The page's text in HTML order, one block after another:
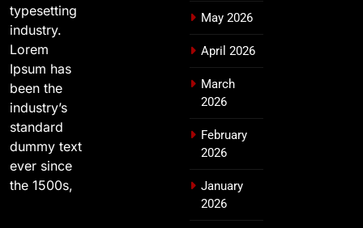
typesetting
industry.
Lorem
Ipsum has
been the
industry’s
standard
dummy text
ever since
the 1500s,
May 2026
April 2026
March
2026
February
2026
January
2026